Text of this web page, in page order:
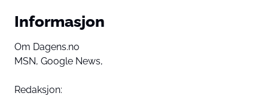
Informasjon
Om Dagens.no
MSN, Google News,
Redaksjon: